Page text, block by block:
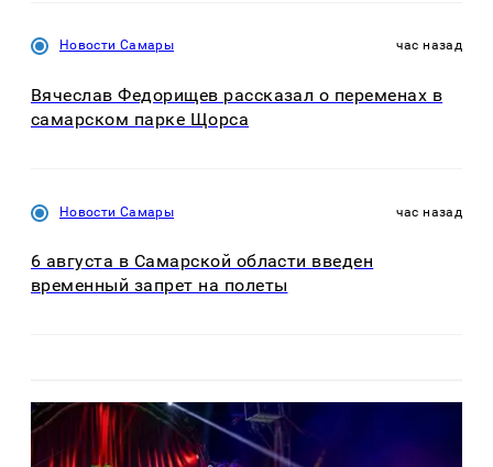
Новости Самары час назад
Вячеслав Федорищев рассказал о переменах в
самарском парке Щорса
Новости Самары час назад
6 августа в Самарской области введен
временный запрет на полеты